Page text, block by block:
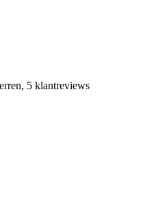
5 klantreviews